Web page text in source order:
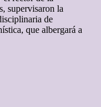
supervisaron la
de
que albergará a